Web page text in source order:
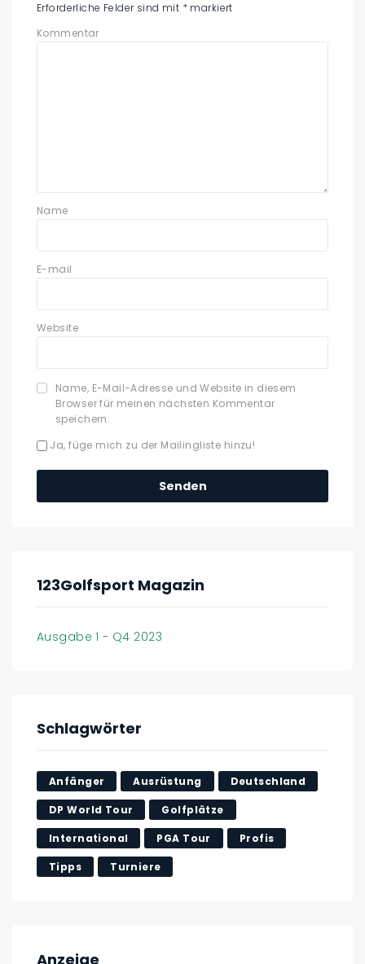
Erforderliche Felder sind mit * markiert
Kommentar
Name
E-mail
Website
Name, E-Mail-Adresse und Website in diesem
Browser für meinen nächsten Kommentar
speichern.
Ja, füge mich zu der Mailingliste hinzu!
123Golfsport Magazin
Ausgabe 1 - Q4 2023
Schlagwörter
Anfänger Ausrüstung Deutschland
DP World Tour Golfplätze
International PGA Tour Profis
Tipps Turniere
Anzeige